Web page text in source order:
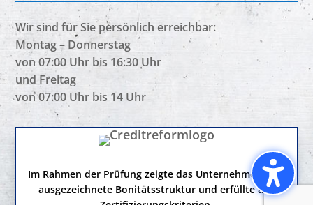
Wir sind für Sie persönlich erreichbar:
Montag – Donnerstag
von 07:00 Uhr bis 16:30 Uhr
und Freitag
von 07:00 Uhr bis 14 Uhr
Im Rahmen der Prüfung zeigte das Unternehmen eine
ausgezeichnete Bonitätsstruktur und erfüllte alle